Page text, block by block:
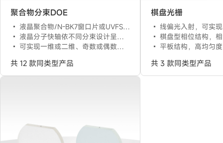
聚合物分束DOE
液晶聚合物/N-BK7窗口片或UVFS窗口片，三明治平片结构
液晶分子快轴依不同分束设计呈现不同周期性排布，λ/2延迟量
可实现一维或二维、奇数或偶数的均匀分束
共 12 款同类型产品
棋盘光栅
线偏光入射，可实
棋盘型相位结构，相邻
平板结构，高均匀
共 3 款同类型产品